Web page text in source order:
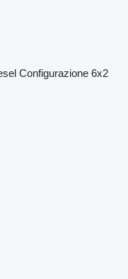
Configurazione 6x2